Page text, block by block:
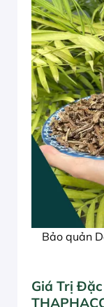
Bảo quản
Giá Trị